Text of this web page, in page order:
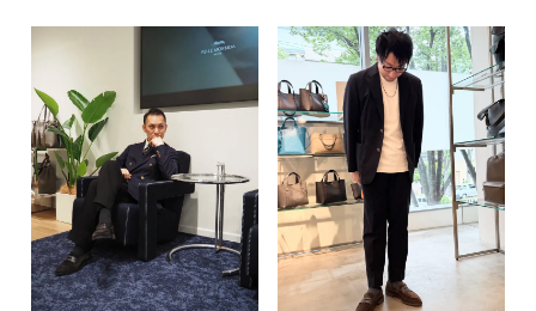
7.5（25.5
カートに入れる
カートに入れる
8.5（26.5
㎝）
カートに入れる
9（27㎝） カートに入れる